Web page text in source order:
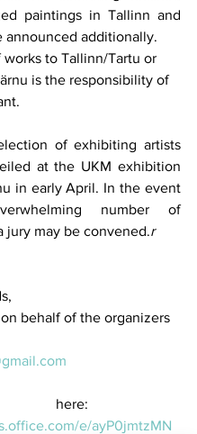
paintings in Tallinn and
announced additionally.
works to Tallinn/Tartu or
is the responsibility of
of exhibiting artists
at the UKM exhibition
in early April. In the event
number of
jury may be convened.r
behalf of the organizers
here:
e/ayP0jmtzMN